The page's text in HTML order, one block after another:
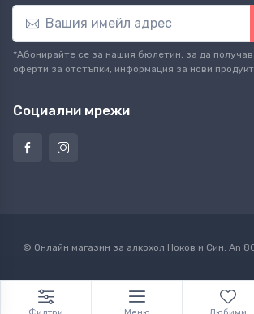
*Абонирайте се за нашия бюлетин, за да
оферти за отстъпки, информация за нови
Социални мрежи
© Онлайн магазин за алкохол Ноков и Син. An